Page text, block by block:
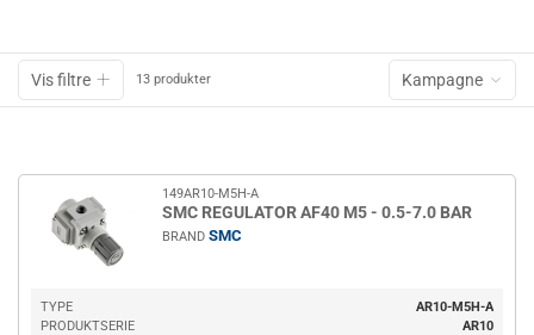
Vis filtre 13 produkter Kampagne
149AR10-M5H-A
SMC REGULATOR AF40 M5 - 0.5-7.0 BAR
BRAND SMC
TYPE
AR10-M5H-A
PRODUKTSERIE
AR10